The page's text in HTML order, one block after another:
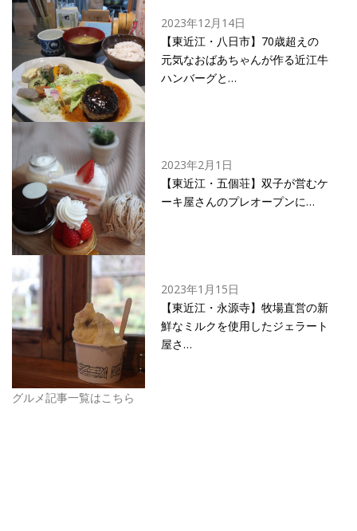
2023年12月14日
【東近江・八日市】70歳超えの
元気なおばあちゃんが作る近江牛
ハンバーグと…
2023年2月1日
【東近江・五個荘】双子が営むケ
ーキ屋さんのプレオープンに…
2023年1月15日
【東近江・永源寺】牧場直営の新
鮮なミルクを使用したジェラート
屋さ…
グルメ記事一覧はこちら